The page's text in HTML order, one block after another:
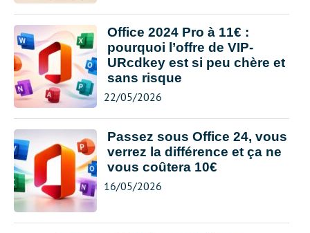
Office 2024 Pro à 11€ :
pourquoi l’offre de VIP-
URcdkey est si peu chère et
sans risque
22/05/2026
Passez sous Office 24, vous
verrez la différence et ça ne
vous coûtera 10€
16/05/2026